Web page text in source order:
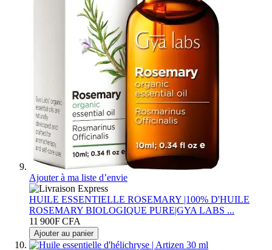
Ajouter à ma liste d’envie
HUILE ESSENTIELLE ROSEMARY |100% D'HUILE
ROSEMARY BIOLOGIQUE PURE|GYA LABS ...
11 900F CFA
Ajouter au panier